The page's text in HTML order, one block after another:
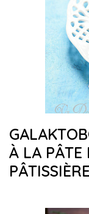
À LA PÂTE
PÂTISSIÈRE